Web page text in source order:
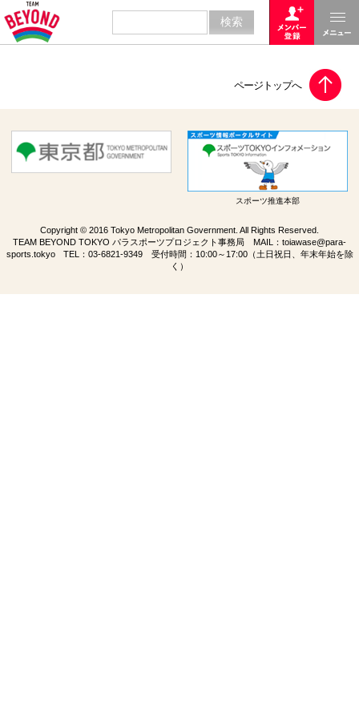
スポーツ推進本部
Copyright © 2016 Tokyo Metropolitan Government. All Rights Reserved.
TEAM BEYOND TOKYO パラスポーツプロジェクト事務局 MAIL： toiawase@para-
sports.tokyoTEL： 03-6821-9349受付時間：10:00～17:00（土日祝日、年末年始を除
く）